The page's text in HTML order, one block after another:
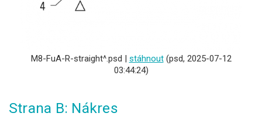
M8-FuA-R-straight^.psd | stáhnout(psd, 2025-07-12
03:44:24)
Strana B: Nákres